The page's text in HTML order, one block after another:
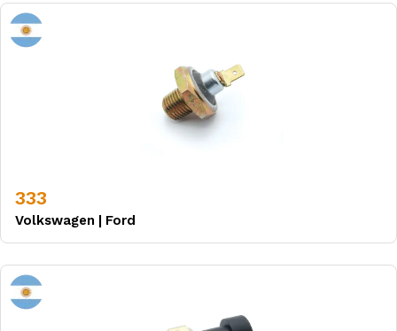
333
Volkswagen | Ford